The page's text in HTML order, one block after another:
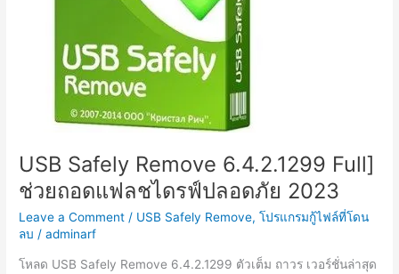
USB Safely Remove 6.4.2.1299 Full]
ช่วยถอดแฟลชไดรฟ์ปลอดภัย 2023
Leave a Comment / USB Safely Remove,โปรแกรมกู้ไฟล์ที่โดน
ลบ /adminarf
โหลด USB Safely Remove 6.4.2.1299 ตัวเต็ม ถาวร เวอร์ชั่นล่าสุด